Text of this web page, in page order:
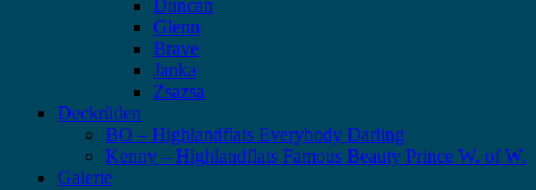
Duncan
Glenn
Brave
Janka
Zsazsa
Deckrüden
BO – Highlandflats Everybody Darling
Kenny – Highlandflats Famous Beauty Prince W. of W.
Galerie